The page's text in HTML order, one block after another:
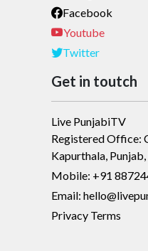
Facebook
Youtube
Twitter
Get in toutch
Live PunjabiTV
Registered Office:
Kapurthala,
Mobile: +91
Email:
Privacy Terms